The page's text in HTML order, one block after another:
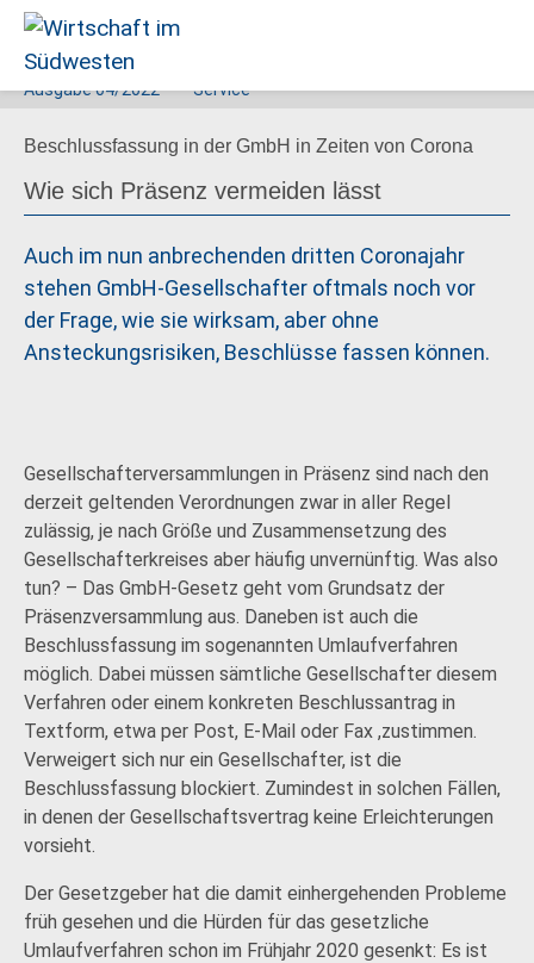
im
Südwesten
Ausgabe04/2022 Service
Beschlussfassung in der GmbH in Zeiten von Corona
Wie sich Präsenz vermeiden lässt
Auch im nun anbrechenden dritten Coronajahr
stehen GmbH-Gesellschafter oftmals noch vor
der Frage, wie sie wirksam, aber ohne
Ansteckungsrisiken, Beschlüsse fassen können.
Gesellschafterversammlungen in Präsenz sind nach den
derzeit geltenden Verordnungen zwar in aller Regel
zulässig, je nach Größe und Zusammensetzung des
Gesellschafterkreises aber häufig unvernünftig. Was also
tun? – Das GmbH-Gesetz geht vom Grundsatz der
Präsenzversammlung aus. Daneben ist auch die
Beschlussfassung im sogenannten Umlaufverfahren
möglich. Dabei müssen sämtliche Gesellschafter diesem
Verfahren oder einem konkreten Beschlussantrag in
Textform, etwa per Post, E-Mail oder Fax ,zustimmen.
Verweigert sich nur ein Gesellschafter, ist die
Beschlussfassung blockiert. Zumindest in solchen Fällen,
in denen der Gesellschaftsvertrag keine Erleichterungen
vorsieht.
Der Gesetzgeber hat die damit einhergehenden Probleme
früh gesehen und die Hürden für das gesetzliche
Umlaufverfahren schon im Frühjahr 2020 gesenkt: Es ist